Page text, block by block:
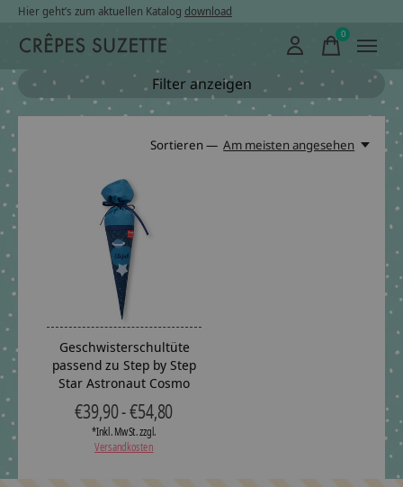
Hier geht’s zum aktuellen Katalog download
0items
Filter anzeigen
Sortieren — Am meisten angesehen
Geschwisterschultüte
passend zu Step by Step
Star Astronaut Cosmo
€39,90 - €54,80
*Inkl. MwSt. zzgl.
Versandkosten